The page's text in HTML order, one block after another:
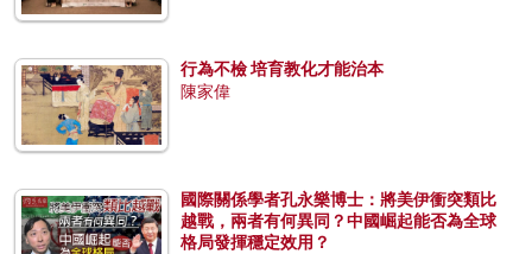
行為不檢 培育教化才能治本
陳家偉
國際關係學者孔永樂博士：將美伊衝突類比
越戰，兩者有何異同？中國崛起能否為全球
格局發揮穩定效用？